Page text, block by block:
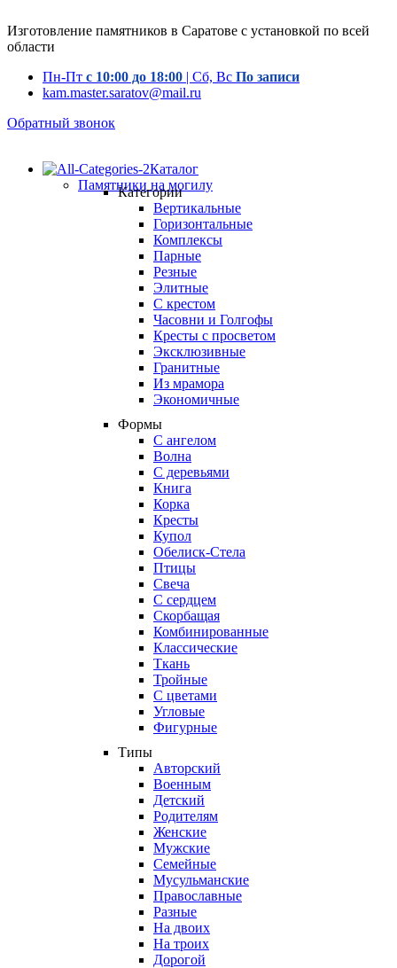
Изготовление памятников в Саратове с установкой по всей
области
Пн-Пт с 10:00 до 18:00 | Сб, Вс По записи
kam.master.saratov@mail.ru
Обратный звонок
Каталог
Памятники на могилу
Категории
Вертикальные
Горизонтальные
Комплексы
Парные
Резные
Элитные
С крестом
Часовни и Голгофы
Кресты с просветом
Эксклюзивные
Гранитные
Из мрамора
Экономичные
Формы
С ангелом
Волна
С деревьями
Книга
Корка
Кресты
Купол
Обелиск-Стела
Птицы
Свеча
С сердцем
Скорбащая
Комбинированные
Классические
Ткань
Тройные
С цветами
Угловые
Фигурные
Типы
Авторский
Военным
Детский
Родителям
Женские
Мужские
Семейные
Мусульманские
Православные
Разные
На двоих
На троих
Дорогой